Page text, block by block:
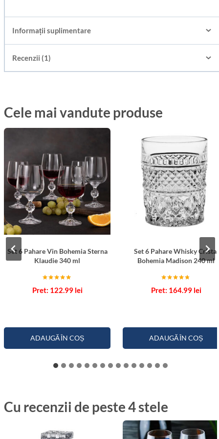
Informații suplimentare
Recenzii (1)
Cele mai vandute produse
Set 6 Pahare Vin Bohemia Sterna
Klaudie 340 ml
5.00
122.99 lei
ADAUGĂ ÎN COȘ
Set 6 Pahare Whisky Cristal
Bohemia Madison 240 ml
4.67
164.99 lei
ADAUGĂ ÎN COȘ
Cu recenzii de peste 4 stele